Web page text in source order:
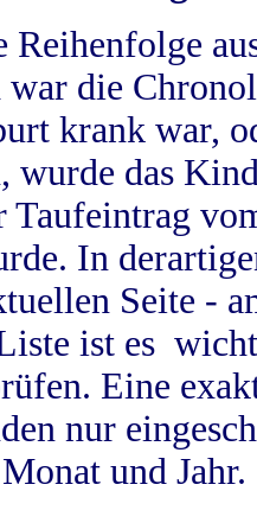
war die
krank war,
wurde das
Taufeintrag
In
Seite -
ist es
Eine
nur
und Jahr.